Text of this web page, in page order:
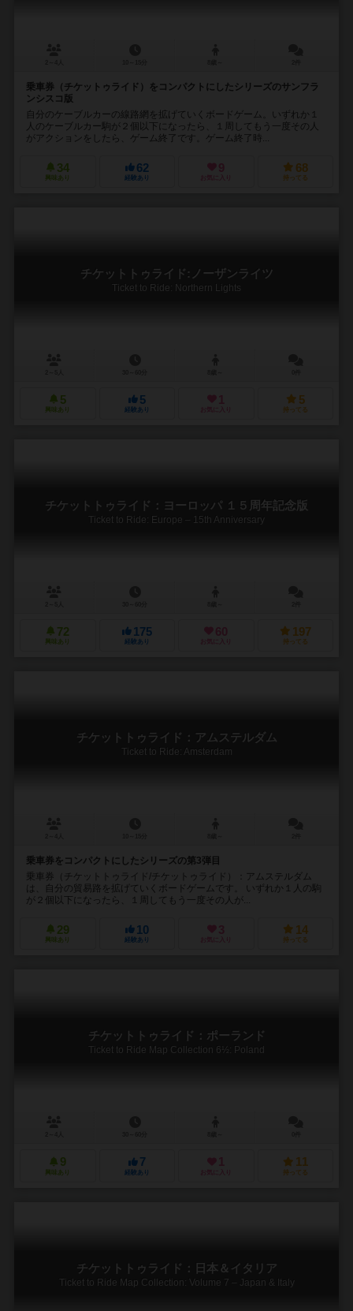
乗車券（チケットゥライド）をコンパクトにしたシリーズのサンフラ
ンシスコ版
自分のケーブルカーの線路網を拡げていくボードゲーム。いずれか１
人のケーブルカー駒が２個以下になったら、１周してもう一度その人
がアクションをしたら、ゲーム終了です。ゲーム終了時...
34
興味あり
62
経験あり
9
お気に入り
68
持ってる
チケットトゥライド:ノーザンライツ
Ticket to Ride: Northern Lights
5
興味あり
5
経験あり
1
お気に入り
5
持ってる
チケットトゥライド：ヨーロッパ １５周年記念版
Ticket to Ride: Europe – 15th Anniversary
72
興味あり
175
経験あり
60
お気に入り
197
持ってる
チケットトゥライド：アムステルダム
Ticket to Ride: Amsterdam
乗車券をコンパクトにしたシリーズの第3弾目
乗車券（チケットトゥライド/チケットゥライド）：アムステルダム
は、自分の貿易路を拡げていくボードゲームです。 いずれか１人の駒
が２個以下になったら、１周してもう一度その人が...
29
興味あり
10
経験あり
3
お気に入り
14
持ってる
チケットトゥライド：ポーランド
Ticket to Ride Map Collection 6½: Poland
9
興味あり
7
経験あり
1
お気に入り
11
持ってる
チケットトゥライド：日本＆イタリア
Ticket to Ride Map Collection: Volume 7 – Japan & Italy